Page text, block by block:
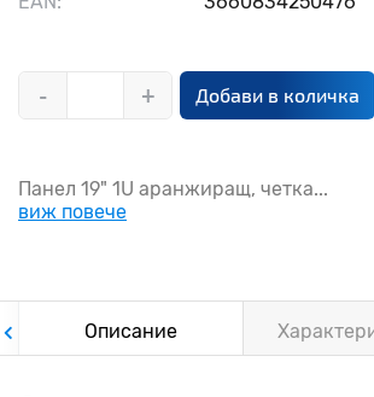
- + Добави в количка
Панел 19" 1U аранжиращ, четка...
виж повече
Описание